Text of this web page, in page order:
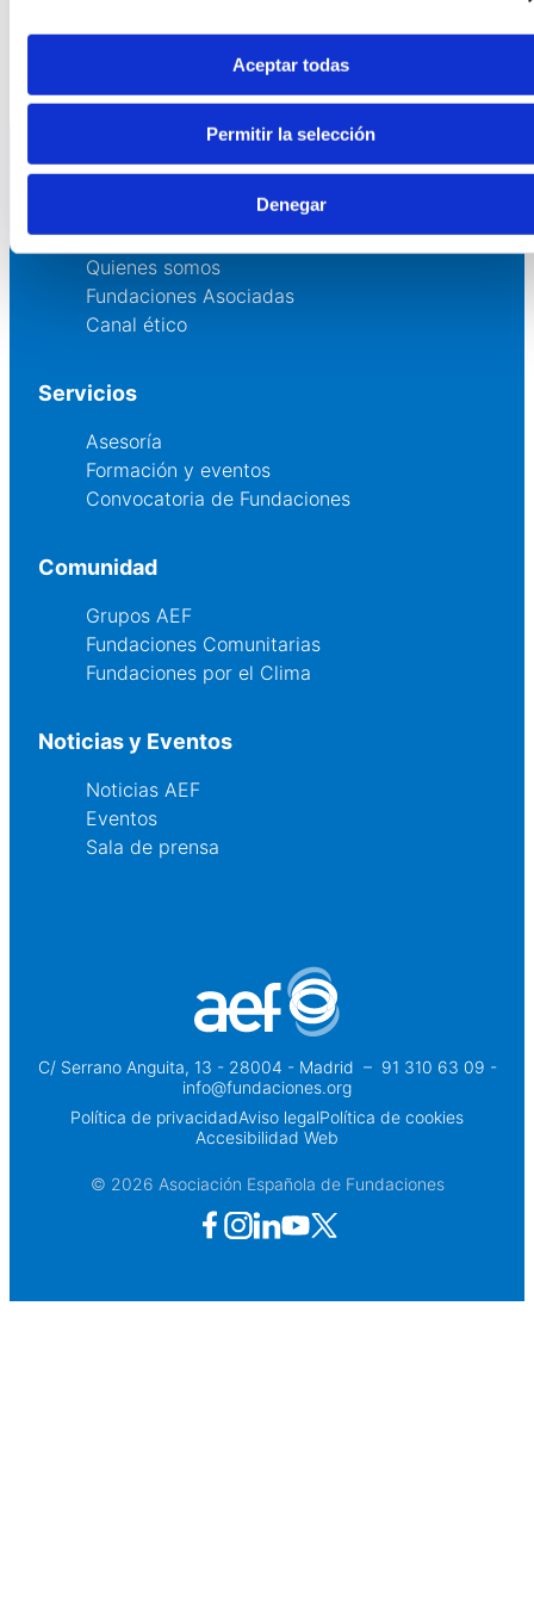
Aceptar todas
Permitir la selección
Denegar
investigando y cambiando vidas.
Quienes somos
Fundaciones Asociadas
Canal ético
Servicios
Asesoría
Formación y eventos
Convocatoria de Fundaciones
Comunidad
Grupos AEF
Fundaciones Comunitarias
Fundaciones por el Clima
Noticias y Eventos
Noticias AEF
Eventos
Sala de prensa
C/ Serrano Anguita, 13 - 28004 - Madrid – 91 310 63 09 -
info@fundaciones.org
Política de privacidadAviso legalPolítica de cookies
Accesibilidad Web
© 2026 Asociación Española de Fundaciones